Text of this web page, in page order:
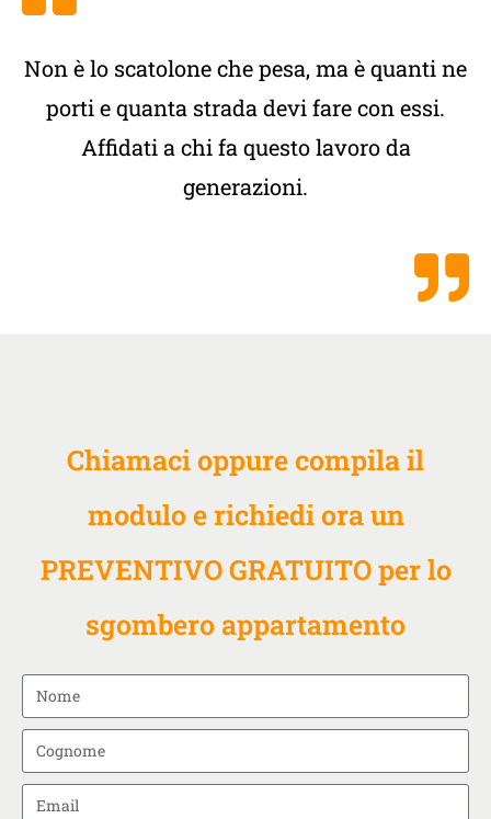
Non è lo scatolone che pesa, ma è quanti ne
porti e quanta strada devi fare con essi.
Affidati a chi fa questo lavoro da
generazioni.
Chiamaci oppure compila il
modulo e richiedi ora un
PREVENTIVO GRATUITO per lo
sgombero appartamento